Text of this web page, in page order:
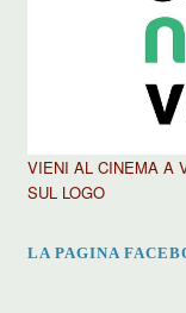
VIENI AL CINEMA A
SUL LOGO
LA PAGINA